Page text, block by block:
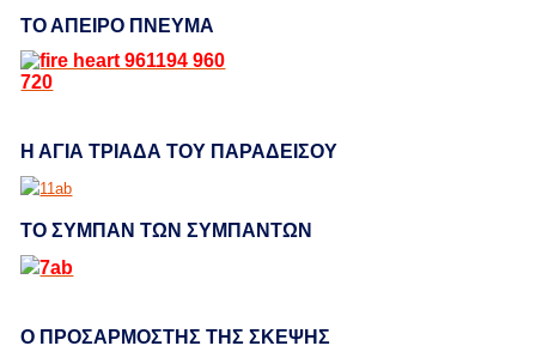
ΤΟ ΑΠΕΙΡΟ ΠΝΕΥΜΑ
Η ΑΓΙΑ ΤΡΙΑΔΑ ΤΟΥ ΠΑΡΑΔΕΙΣΟΥ
ΤΟ ΣΥΜΠΑΝ ΤΩΝ ΣΥΜΠΑΝΤΩΝ
Ο ΠΡΟΣΑΡΜΟΣΤΗΣ ΤΗΣ ΣΚΕΨΗΣ